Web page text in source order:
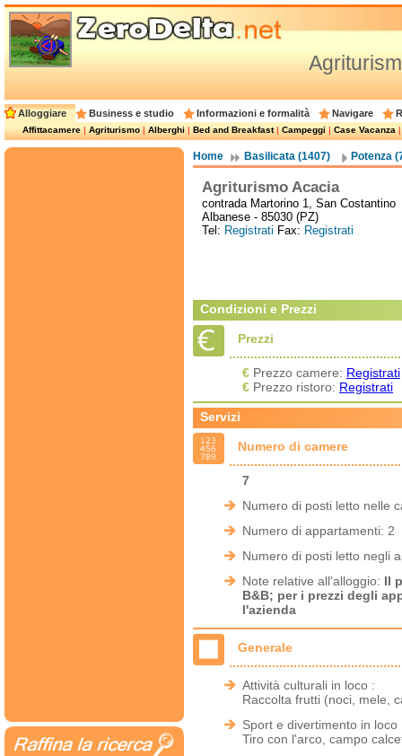
Alloggiare Business e studio Informazioni e formalità Navigare
Affittacamere|Agriturismo|Alberghi|Bed and Breakfast|Campeggi|Case Vacanza
Home Basilicata (1407) Potenza
Agriturismo Acacia
contrada Martorino 1, San Costantino
Albanese - 85030 (PZ)
Tel: Registrati Fax: Registrati
Condizioni e Prezzi
Prezzi
€ Prezzo camere: Registrati
€ Prezzo ristoro: Registrati
Servizi
Numero di camere
7
Numero di posti letto nelle
Numero di appartamenti: 2
Numero di posti letto negli
Note relative all'alloggio: Il
B&B; per i prezzi degli
l'azienda
Generale
Attività culturali in loco :
Raccolta frutti (noci, mele,
Sport e divertimento in loco
Tiro con l'arco, campo